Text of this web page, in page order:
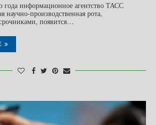
года информационное агентство ТАСС
научно-производственная рота,
появится…